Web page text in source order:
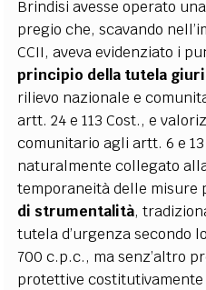
Brindisi avesse operato
pregio che, scavando
CCII, aveva evidenziato i
principio della tutela
rilievo nazionale e
artt. 24 e 113 Cost., e
comunitario agli artt. 6 e 13
naturalmente collegato
temporaneità delle
di strumentalità,
tutela d’urgenza secondo
700 c.p.c., ma senz’altro
protettive